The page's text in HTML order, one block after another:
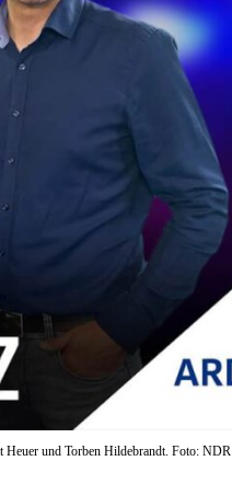
Heuer und Torben Hildebrandt. Foto: NDR